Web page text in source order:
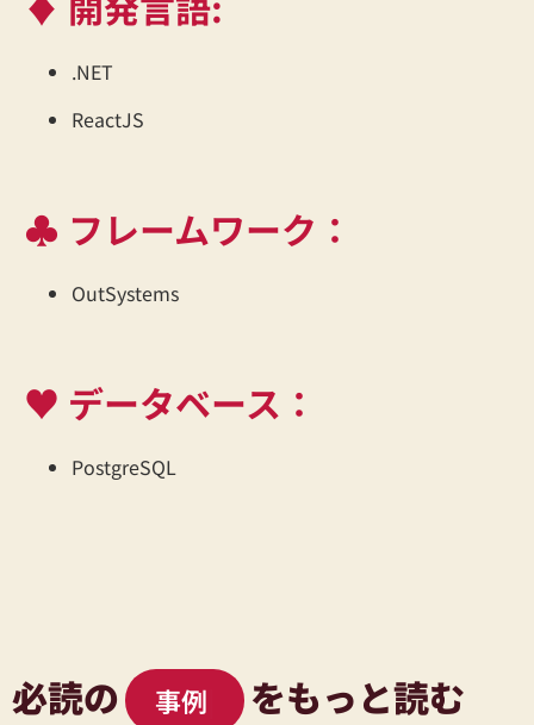
.NET
ReactJS
♣ フレームワーク：
OutSystems
♥ データベース：
PostgreSQL
必読の 事例 をもっと読む